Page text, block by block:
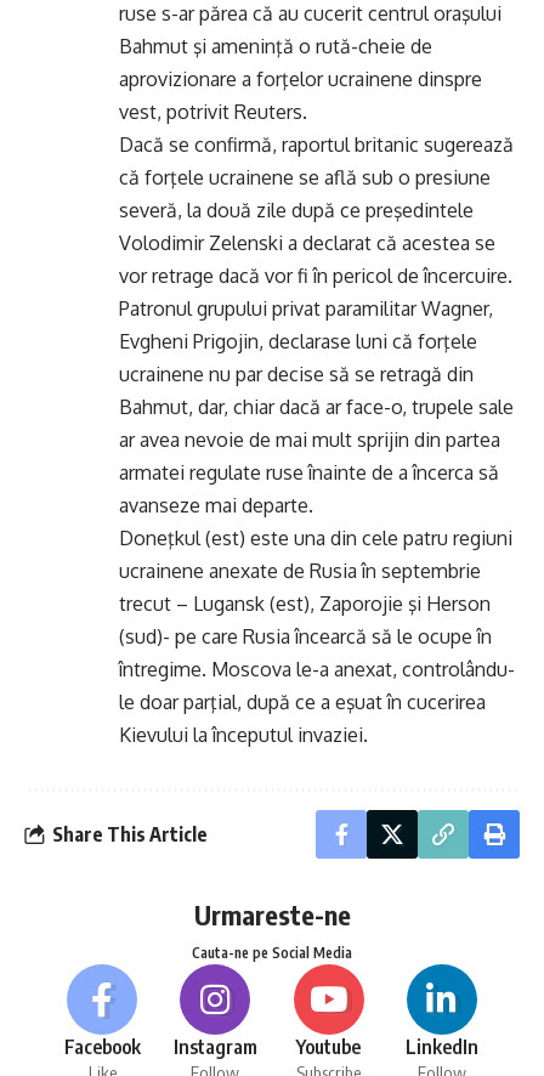
ruse s-ar părea că au cucerit centrul oraşului
Bahmut şi ameninţă o rută-cheie de
aprovizionare a forţelor ucrainene dinspre
vest, potrivit Reuters.
Dacă se confirmă, raportul britanic sugerează
că forţele ucrainene se află sub o presiune
severă, la două zile după ce preşedintele
Volodimir Zelenski a declarat că acestea se
vor retrage dacă vor fi în pericol de încercuire.
Patronul grupului privat paramilitar Wagner,
Evgheni Prigojin, declarase luni că forţele
ucrainene nu par decise să se retragă din
Bahmut, dar, chiar dacă ar face-o, trupele sale
ar avea nevoie de mai mult sprijin din partea
armatei regulate ruse înainte de a încerca să
avanseze mai departe.
Doneţkul (est) este una din cele patru regiuni
ucrainene anexate de Rusia în septembrie
trecut – Lugansk (est), Zaporojie şi Herson
(sud)- pe care Rusia încearcă să le ocupe în
întregime. Moscova le-a anexat, controlându-
le doar parţial, după ce a eşuat în cucerirea
Kievului la începutul invaziei.
Share This Article
Urmareste-ne
Cauta-ne pe Social Media
Facebook Instagram Youtube LinkedIn